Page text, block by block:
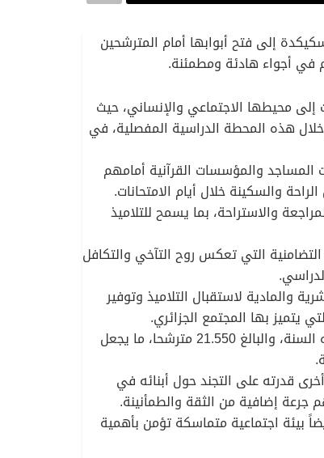
إلى فتح أبوابها أمام المترشحين
فقط، بل امتدّت إلى محيطها الاجتماعي والإنساني، حيث
خلال هذه المحطة الدراسية المفصلية، في
المساجد والمؤسسات القرآنية أمامهم
والسكينة خلال أيام الامتحانات.
والاستراحة، بما يسمح للتلاميذ
التي تعكس روح التآخي والتكافل
والمادية لاستقبال التلاميذ وتوفير
يتميز بها المجتمع الجزائري.
وتكتسي هذه المبادرات أهمية خاصة بالنظر إلى عدد المترشحين الذين يجتازون امتحان شهادة البكالوريا بولاية سكيكدة هذه السنة، والبالغ 21.550 مترشحا، ما يجعل
قدرته على التجند حول أبنائه في
جرعة إضافية من الثقة والطمأنينة.
بيئة اجتماعية متماسكة تؤمن بأهمية